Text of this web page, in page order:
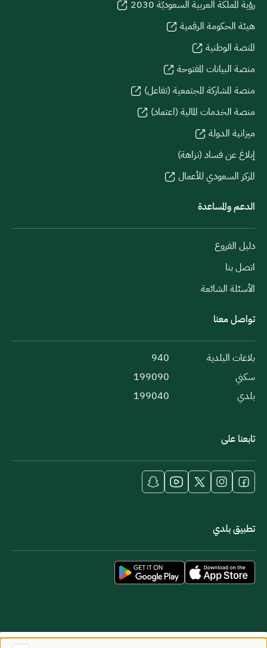
رؤية المملكة العربية السعوديّة 2030
هيئة الحكومة الرقمية
المنصة الوطنية
منصة البيانات المفتوحة
منصة المشاركة المجتمعية (تفاعل)
منصة الخدمات المالية (اعتماد)
ميزانية الدولة
إبلاغ عن فساد (نزاهة)
المركز السعودي للأعمال
الدعم والمساعدة
دليل الفروع
اتصل بنا
الأسئلة الشائعة
تواصل معنا
بلاغات البلدية
940
سكني
199090
بلدي
199040
تابعنا على
تطبيق بلدي
خريطة الموقعشروط الاستخدام